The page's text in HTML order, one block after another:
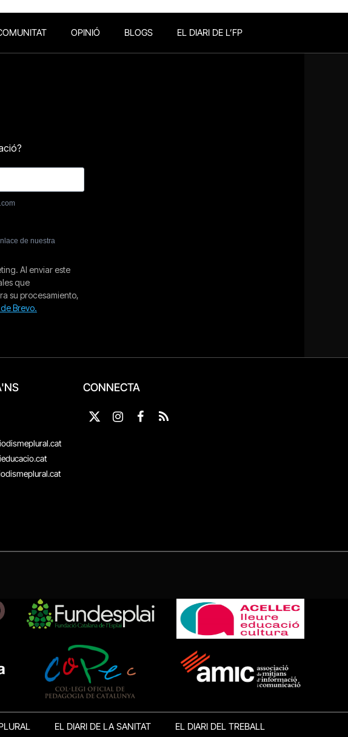
OPINIÓ BLOGS EL DIARI DE L’FP
CONNECTA
X
Instagram
Facebook
RSS
EL DIARI DE LA SANITAT EL DIARI DEL TREBALL